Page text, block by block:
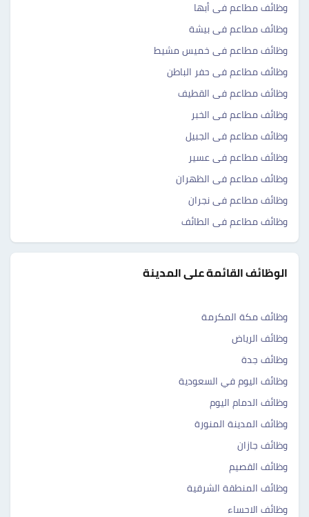
وظائف مطاعم فى أبها
وظائف مطاعم فى بيشة
وظائف مطاعم فى خميس مشيط
وظائف مطاعم فى حفر الباطن
وظائف مطاعم فى القطيف
وظائف مطاعم فى الخبر
وظائف مطاعم فى الجبيل
وظائف مطاعم فى عسير
وظائف مطاعم فى الظهران
وظائف مطاعم فى نجران
وظائف مطاعم فى الطائف
الوظائف القائمة على المدينة
وظائف مكة المكرمة
وظائف الرياض
وظائف جدة
وظائف اليوم في السعودية
وظائف الدمام اليوم
وظائف المدينة المنورة
وظائف جازان
وظائف القصيم
وظائف المنطقة الشرقية
وظائف الاحساء